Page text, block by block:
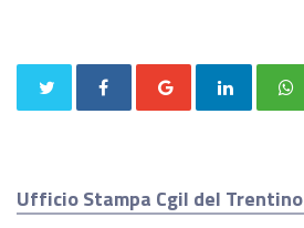
Ufficio Stampa Cgil del Trentino